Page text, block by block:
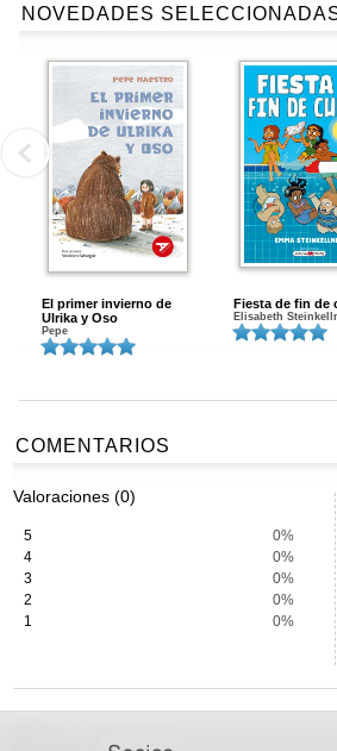
NOVEDADES
El primer invierno de
Ulrika y Oso
Pepe
Fiesta de fin de
Elisabeth
COMENTARIOS
Valoraciones (0)
5
0%
4
0%
3
0%
2
0%
1
0%